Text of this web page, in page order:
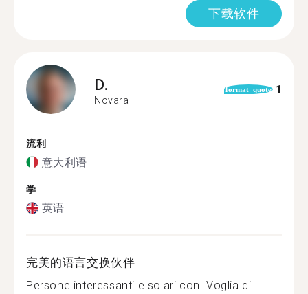
下载软件
D.
Novara
format_quote 1
流利
意大利语
学
英语
完美的语言交换伙伴
Persone interessanti e solari con. Voglia di